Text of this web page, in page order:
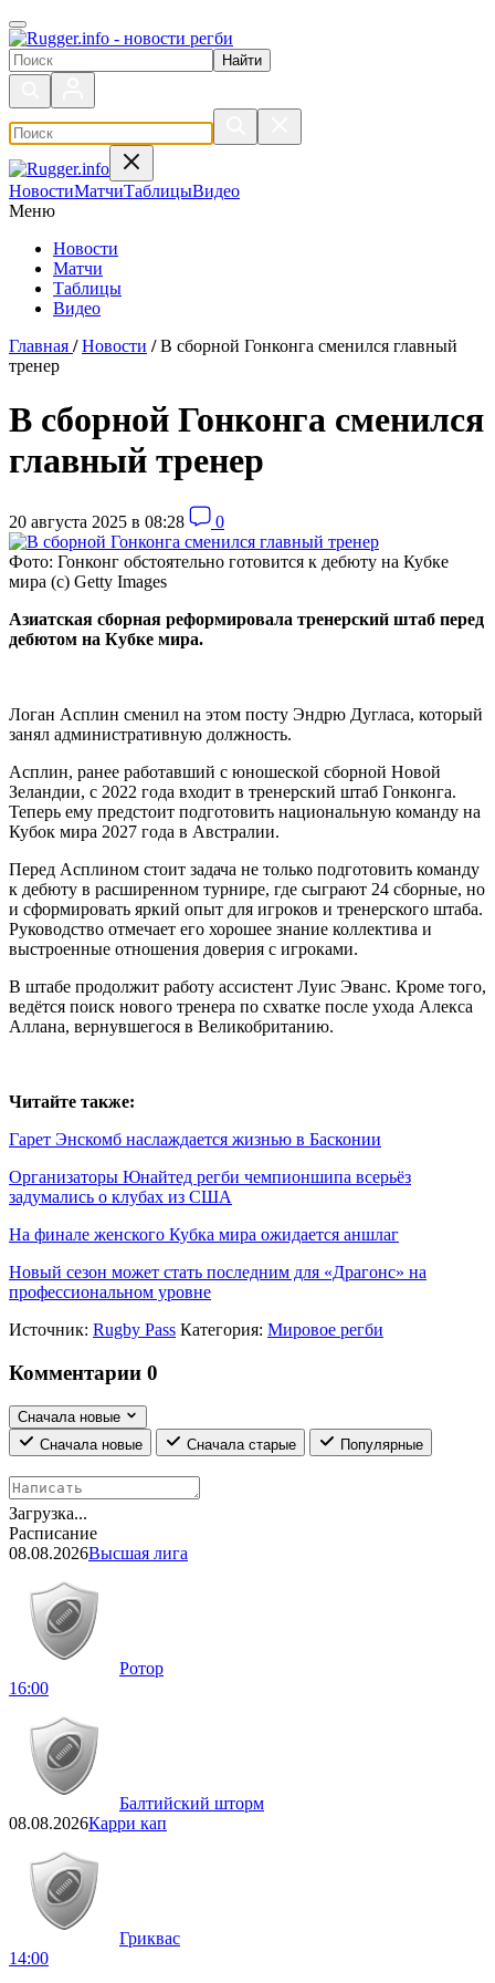
Поиск по сайту
НовостиМатчиТаблицыВидео
Меню
Новости
Матчи
Таблицы
Видео
Главная / Новости / В сборной Гонконга сменился главный
тренер
В сборной Гонконга сменился
главный тренер
20 августа 2025 в 08:28 0
Фото: Гонконг обстоятельно готовится к дебюту на Кубке
мира (с) Getty Images
Азиатская сборная реформировала тренерский штаб перед
дебютом на Кубке мира.
Логан Асплин сменил на этом посту Эндрю Дугласа, который
занял административную должность.
Асплин, ранее работавший с юношеской сборной Новой
Зеландии, с 2022 года входит в тренерский штаб Гонконга.
Теперь ему предстоит подготовить национальную команду на
Кубок мира 2027 года в Австралии.
Перед Асплином стоит задача не только подготовить команду
к дебюту в расширенном турнире, где сыграют 24 сборные, но
и сформировать яркий опыт для игроков и тренерского штаба.
Руководство отмечает его хорошее знание коллектива и
выстроенные отношения доверия с игроками.
В штабе продолжит работу ассистент Луис Эванс. Кроме того,
ведётся поиск нового тренера по схватке после ухода Алекса
Аллана, вернувшегося в Великобританию.
Читайте также:
Гарет Энскомб наслаждается жизнью в Басконии
Организаторы Юнайтед регби чемпионшипа всерьёз
задумались о клубах из США
На финале женского Кубка мира ожидается аншлаг
Новый сезон может стать последним для «Драгонс» на
профессиональном уровне
Источник: Rugby Pass Категория: Мировое регби
Комментарии 0
Сначала новые
Сначала новые
Сначала старые Популярные
Загрузка...
Расписание
08.08.2026Высшая лига
Ротор
16:00
Балтийский шторм
08.08.2026Карри кап
Гриквас
14:00